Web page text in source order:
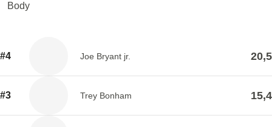
Body
#4 Joe Bryant jr. 20,5
#3 Trey Bonham 15,4